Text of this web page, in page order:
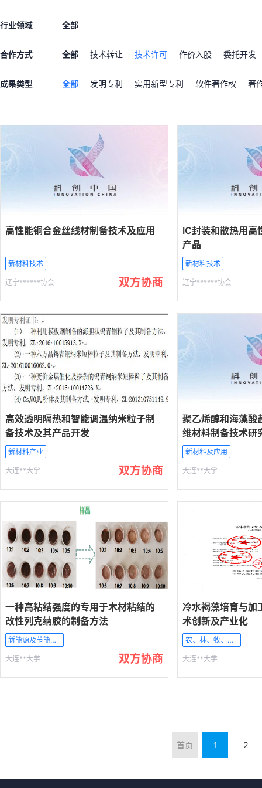
行业领域 全部
合作方式 全部 技术转让 技术许可 作价入股 委托开发
成果类型 全部 发明专利 实用新型专利 软件著作权 著
高性能铜合金丝线材制备技术及应用
新材料技术
辽宁******协会 双方协商
IC封装和散热用高
产品
新材料技术
辽宁******协会
高效透明隔热和智能调温纳米粒子制
备技术及其产品开发
新材料产业
大连**大学 双方协商
聚乙烯醇和海藻酸
维材料制备技术研
新材料及应用
大连**大学
一种高粘结强度的专用于木材粘结的
改性列克纳胶的制备方法
新能源及节能技术
大连**大学 双方协商
冷水褐藻培育与加
术创新及产业化
农、林、牧、渔业
大连**大学
首页 1 2